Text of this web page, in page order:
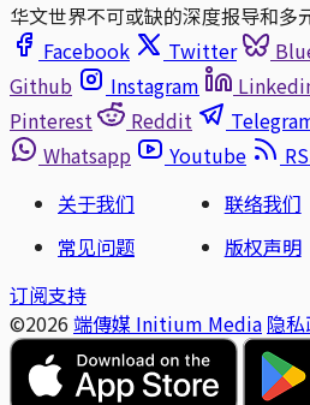
华文世界不可或缺的深度报导和多
Facebook
Twitter
Github
Instagram
Pinterest
Reddit
Whatsapp
Youtube
关于我们
联络我们
常见问题
版权声明
订阅支持
©2026 端傳媒 Initium Media 隐